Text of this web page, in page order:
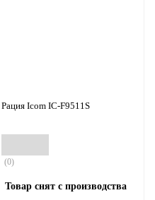
Рация Icom IC-F9511S
(0)
Товар снят с производства